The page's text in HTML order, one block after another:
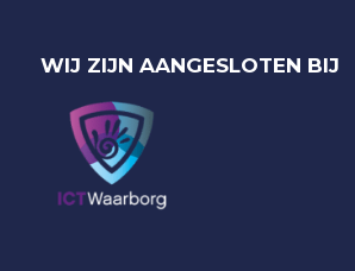
WIJ ZIJN AANGESLOTEN BIJ